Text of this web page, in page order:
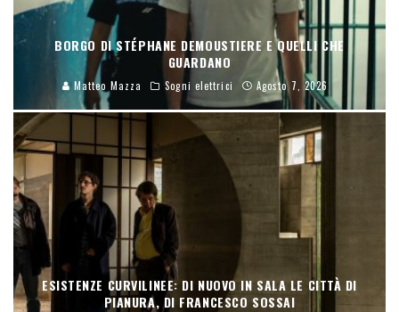
BORGO DI STÉPHANE DEMOUSTIERE E QUELLI CHE
GUARDANO
Matteo Mazza Sogni elettrici Agosto 7, 2026
ESISTENZE CURVILINEE: DI NUOVO IN SALA LE CITTÀ DI
PIANURA, DI FRANCESCO SOSSAI